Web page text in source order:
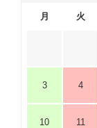
月 火
3 4
10 11